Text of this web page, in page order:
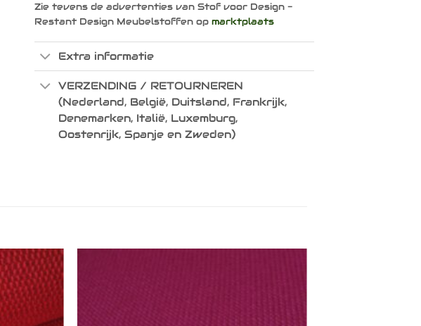
Zie tevens de advertenties van Stof voor Design -
Restant Design Meubelstoffen op marktplaats
Extra informatie
VERZENDING / RETOURNEREN
(Nederland, België, Duitsland, Frankrijk,
Denemarken, Italië, Luxemburg,
Oostenrijk, Spanje en Zweden)
Toevoegen
aan
verlanglijst